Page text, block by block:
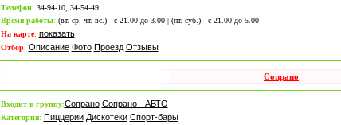
Телефон: 34-94-10, 34-54-49
Время работы: (вт. ср. чт. вс.) - с 21.00 до 3.00 | (пт. суб.) - с 21.00 до 5.00
На карте: показать
Отбор: Описание Фото Проезд Отзывы
Сопрано
Входит в группу:Сопрано Сопрано - АВТО
Категория: Пиццерии Дискотеки Спорт-бары